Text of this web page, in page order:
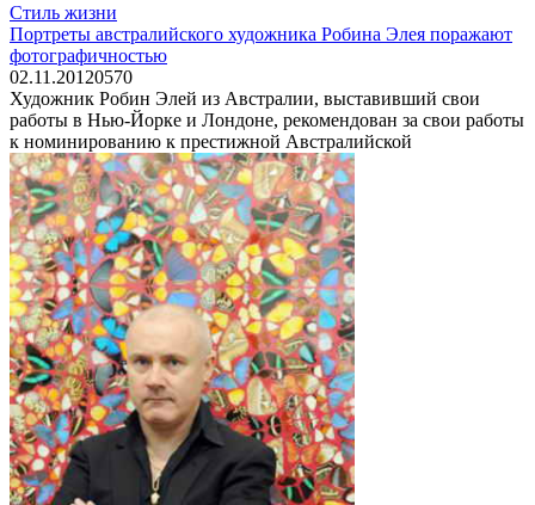
Стиль жизни
Портреты австралийского художника Робина Элея поражают
фотографичностью
02.11.20120570
Художник Робин Элей из Австралии, выставивший свои
работы в Нью-Йорке и Лондоне, рекомендован за свои работы
к номинированию к престижной Австралийской